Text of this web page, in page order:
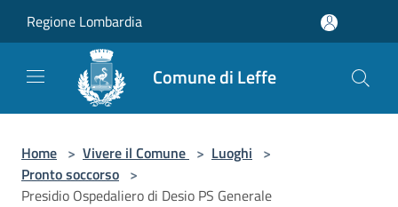
Regione Lombardia
Comune di Leffe
Home > Vivere il Comune > Luoghi >
Pronto soccorso >
Presidio Ospedaliero di Desio PS Generale